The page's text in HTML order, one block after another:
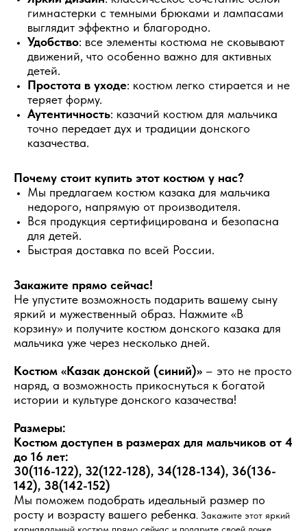
гимнастерки с темными брюками и лампасами
выглядит эффектно и благородно.
Удобство: все элементы костюма не сковывают
движений, что особенно важно для активных
детей.
Простота в уходе: костюм легко стирается и не
теряет форму.
Аутентичность: казачий костюм для мальчика
точно передает дух и традиции донского
казачества.
Почему стоит купить этот костюм у нас?
Мы предлагаем костюм казака для мальчика
недорого, напрямую от производителя.
Вся продукция сертифицирована и безопасна
для детей.
Быстрая доставка по всей России.
Закажите прямо сейчас!
Не упустите возможность подарить вашему сыну
яркий и мужественный образ. Нажмите «В
корзину» и получите костюм донского казака для
мальчика уже через несколько дней.
Костюм «Казак донской (синий)» – это не просто
наряд, а возможность прикоснуться к богатой
истории и культуре донского казачества!
Размеры:
Костюм доступен в размерах для мальчиков от 4
до 16 лет:
30(116-122), 32(122-128), 34(128-134), 36(136-
142), 38(142-152)
Мы поможем подобрать идеальный размер по
росту и возрасту вашего ребенка. Закажите этот яркий